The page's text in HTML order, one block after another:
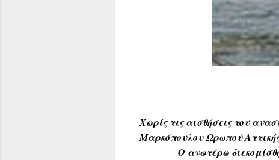
Χωρίς τις αισθήσεις του
Μαρκόπουλου Ωρωπού
Ο ανωτέρω διεκομίσθη με